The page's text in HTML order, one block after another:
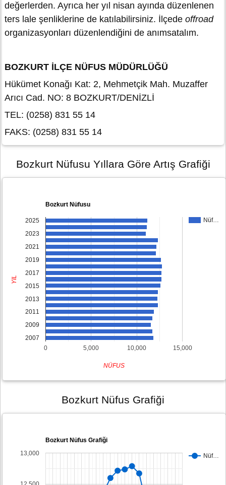
değerlerden. Ayrıca her yıl nisan ayında düzenlenen
ters lale şenliklerine de katılabilirsiniz. İlçede offroad
organizasyonları düzenlendiğini de anımsatalım.
BOZKURT İLÇE NÜFUS MÜDÜRLÜĞÜ
Hükümet Konağı Kat: 2, Mehmetçik Mah. Muzaffer
Arıcı Cad. NO: 8 BOZKURT/DENİZLİ
TEL: (0258) 831 55 14
FAKS: (0258) 831 55 14
Bozkurt Nüfusu Yıllara Göre Artış Grafiği
Bozkurt Nüfusu
Nüf…
0 5,000 10,000 15,000
2025
2023
2021
2019
2017
2015
2013
2011
2009
2007
NÜFUS
YIL
Bozkurt Nüfus Grafiği
Bozkurt Nüfus Grafiği
Nüf…
13,000